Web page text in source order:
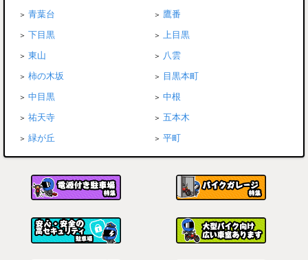
青葉台
鷹番
下目黒
上目黒
東山
八雲
柿の木坂
目黒本町
中目黒
中根
祐天寺
五本木
緑が丘
平町